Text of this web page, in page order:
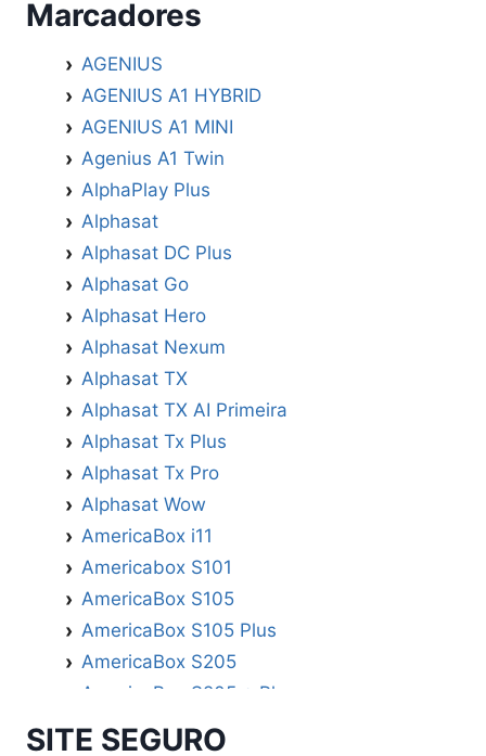
Marcadores
AGENIUS
AGENIUS A1 HYBRID
AGENIUS A1 MINI
Agenius A1 Twin
AlphaPlay Plus
Alphasat
Alphasat DC Plus
Alphasat Go
Alphasat Hero
Alphasat Nexum
Alphasat TX
Alphasat TX AI Primeira
Alphasat Tx Plus
Alphasat Tx Pro
Alphasat Wow
AmericaBox i11
Americabox S101
AmericaBox S105
AmericaBox S105 Plus
AmericaBox S205
AmericaBox S205 + Plus
AmericaBox S305 GX
SITE SEGURO